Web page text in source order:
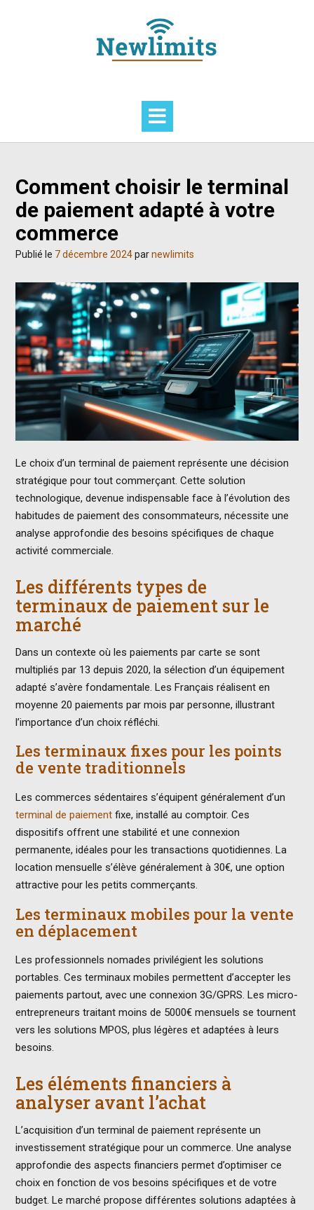
Comment choisir le terminal
de paiement adapté à votre
commerce
Publié le 7 décembre 2024parnewlimits
Le choix d’un terminal de paiement représente une décision
stratégique pour tout commerçant. Cette solution
technologique, devenue indispensable face à l’évolution des
habitudes de paiement des consommateurs, nécessite une
analyse approfondie des besoins spécifiques de chaque
activité commerciale.
Les différents types de
terminaux de paiement sur le
marché
Dans un contexte où les paiements par carte se sont
multipliés par 13 depuis 2020, la sélection d’un équipement
adapté s’avère fondamentale. Les Français réalisent en
moyenne 20 paiements par mois par personne, illustrant
l’importance d’un choix réfléchi.
Les terminaux fixes pour les points
de vente traditionnels
Les commerces sédentaires s’équipent généralement d’un
terminal de paiement fixe, installé au comptoir. Ces
dispositifs offrent une stabilité et une connexion
permanente, idéales pour les transactions quotidiennes. La
location mensuelle s’élève généralement à 30€, une option
attractive pour les petits commerçants.
Les terminaux mobiles pour la vente
en déplacement
Les professionnels nomades privilégient les solutions
portables. Ces terminaux mobiles permettent d’accepter les
paiements partout, avec une connexion 3G/GPRS. Les micro-
entrepreneurs traitant moins de 5000€ mensuels se tournent
vers les solutions MPOS, plus légères et adaptées à leurs
besoins.
Les éléments financiers à
analyser avant l’achat
L’acquisition d’un terminal de paiement représente un
investissement stratégique pour un commerce. Une analyse
approfondie des aspects financiers permet d’optimiser ce
choix en fonction de vos besoins spécifiques et de votre
budget. Le marché propose différentes solutions adaptées à